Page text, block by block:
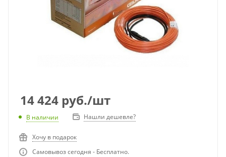
14 424 руб./шт
В наличии Нашли дешевле?
Хочу в подарок
Самовывоз сегодня - Бесплатно.